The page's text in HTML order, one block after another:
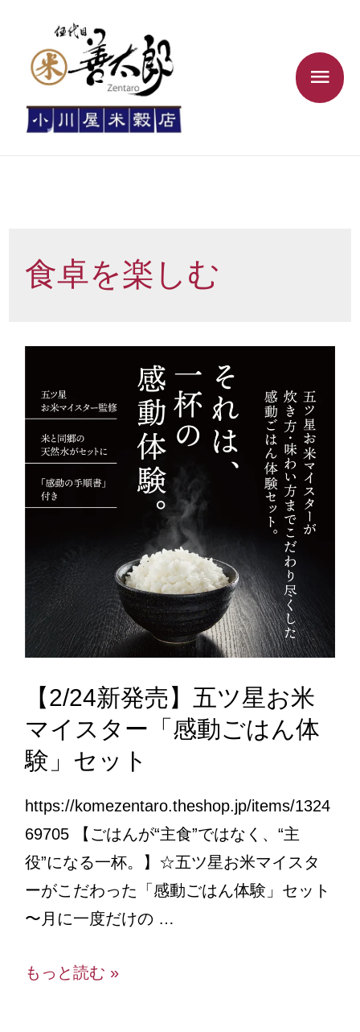
食卓を楽しむ
【2/24新発売】五ツ星お米
マイスター「感動ごはん体
験」セット
https://komezentaro.theshop.jp/items/1324
69705 【ごはんが“主食”ではなく、“主
役”になる一杯。】☆五ツ星お米マイスタ
ーがこだわった「感動ごはん体験」セット
〜月に一度だけの …
もっと読む »